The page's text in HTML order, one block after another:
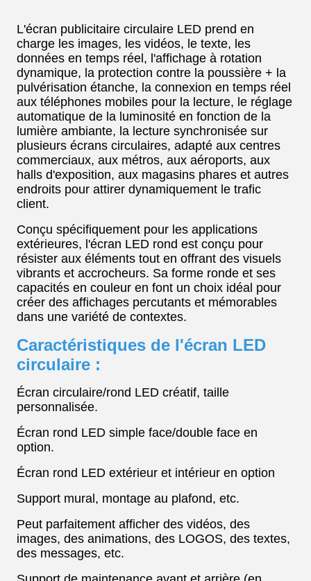
L'écran publicitaire circulaire LED prend en
charge les images, les vidéos, le texte, les
données en temps réel, l'affichage à rotation
dynamique, la protection contre la poussière + la
pulvérisation étanche, la connexion en temps réel
aux téléphones mobiles pour la lecture, le réglage
automatique de la luminosité en fonction de la
lumière ambiante, la lecture synchronisée sur
plusieurs écrans circulaires, adapté aux centres
commerciaux, aux métros, aux aéroports, aux
halls d'exposition, aux magasins phares et autres
endroits pour attirer dynamiquement le trafic
client.
Conçu spécifiquement pour les applications
extérieures, l'écran LED rond est conçu pour
résister aux éléments tout en offrant des visuels
vibrants et accrocheurs. Sa forme ronde et ses
capacités en couleur en font un choix idéal pour
créer des affichages percutants et mémorables
dans une variété de contextes.
Caractéristiques de l'écran LED
circulaire :
Écran circulaire/rond LED créatif, taille
personnalisée.
Écran rond LED simple face/double face en
option.
Écran rond LED extérieur et intérieur en option
Support mural, montage au plafond, etc.
Peut parfaitement afficher des vidéos, des
images, des animations, des LOGOS, des textes,
des messages, etc.